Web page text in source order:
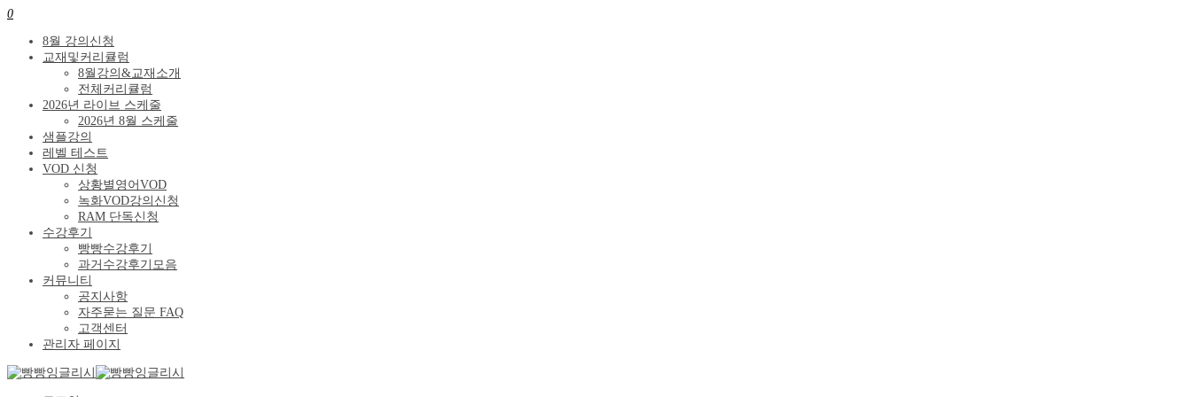
0
8월 강의신청
교재및커리큘럼
8월강의&교재소개
전체커리큘럼
2026년 라이브 스케줄
2026년 8월 스케줄
샘플강의
레벨 테스트
VOD 신청
상황별영어VOD
녹화VOD강의신청
RAM 단독신청
수강후기
빵빵수강후기
과거수강후기모음
커뮤니티
공지사항
자주묻는 질문 FAQ
고객센터
관리자 페이지